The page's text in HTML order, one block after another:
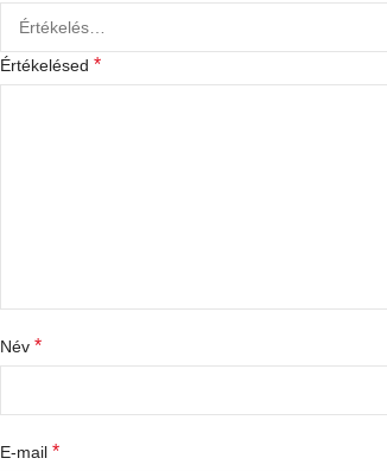
Értékelésed *
Név *
E-mail *